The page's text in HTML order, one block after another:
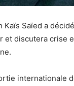
Kaïs Saïed a
et discutera crise
internationale